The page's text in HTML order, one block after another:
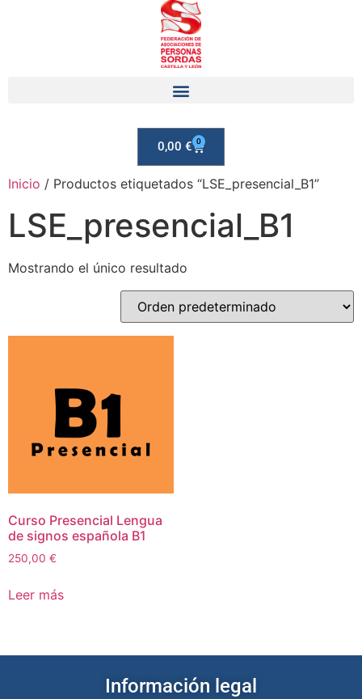
0,00€ 0
Inicio / Productos etiquetados “LSE_presencial_B1”
LSE_presencial_B1
Mostrando el único resultado
Curso Presencial Lengua
de signos española B1
250,00 €
Leer más
Información legal